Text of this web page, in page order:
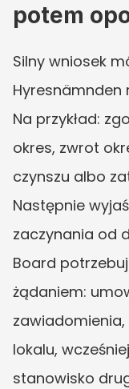
potem
Silny wniosek
Hyresnämnden
Na przykład:
okres, zwrot
czynszu albo
Następnie
zaczynania od
Board
żądaniem:
lokalu,
stanowisko